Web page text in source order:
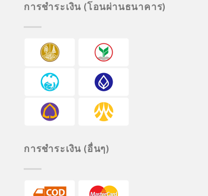
การชำระเงิน (โอนผ่านธนาคาร)
การชำระเงิน (อื่นๆ)